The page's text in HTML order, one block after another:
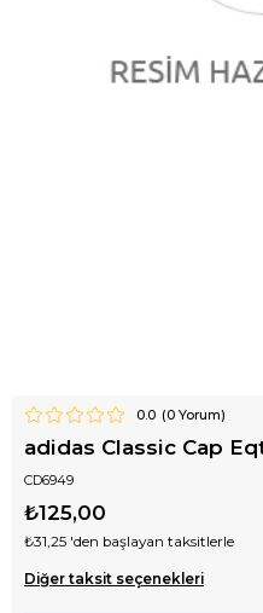
0.0 (0Yorum)
adidas Classic Cap
CD6949
₺125,00
₺31,25 'den başlayan taksitlerle
Diğer taksit seçenekleri